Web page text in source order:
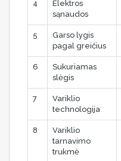
4
Elektros
sąnaudos
5
Garso lygis
pagal greičius
6
Sukuriamas
slėgis
7
Variklio
technologija
8
Variklio
tarnavimo
trukmė